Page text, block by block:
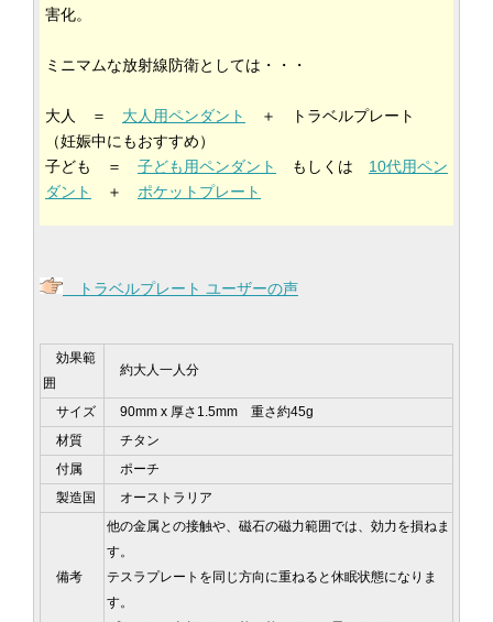
害化。
ミニマムな放射線防衛としては・・・
大人 ＝ 大人用ペンダント
＋ トラベルプレート
（妊娠中にもおすすめ）
子ども ＝ 子ども用ペンダント もしくは 10代用ペン
ダント
＋ ポケットプレート
トラベルプレート ユーザーの声
効果範
囲
約大人一人分
サイズ
90mm x 厚さ1.5mm 重さ約45g
材質
チタン
付属
ポーチ
製造国
オーストラリア
備考
他の金属との接触や、磁石の磁力範囲では、効力を損ねま
す。
テスラプレートを同じ方向に重ねると休眠状態になりま
す。